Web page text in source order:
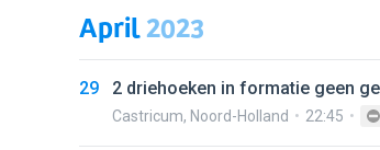
April2023
29 2 driehoeken in formatie geen
Castricum, Noord-Holland 22:45